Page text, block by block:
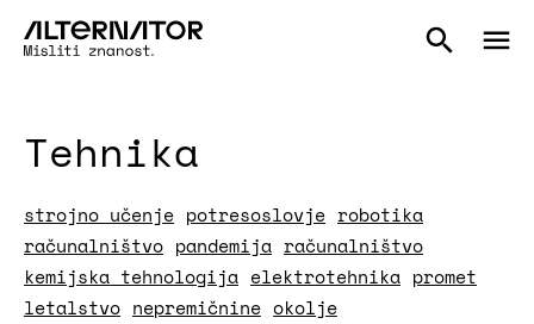
Tehnika
strojno učenje potresoslovje robotika
računalništvo pandemija računalništvo
kemijska tehnologija elektrotehnika promet
letalstvo nepremičnine okolje